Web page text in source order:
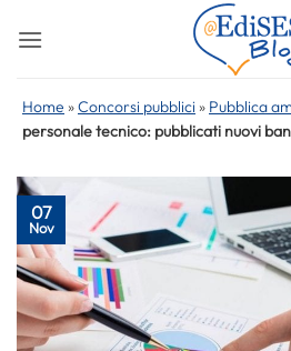
Home »Concorsi pubblici » Pubblica
personale tecnico: pubblicati nuovi
07
Nov